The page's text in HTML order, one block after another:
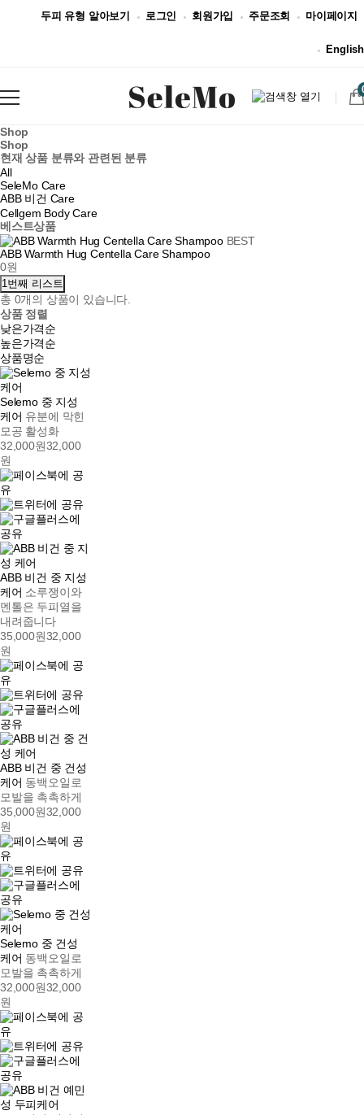
두피 유형 알아보기 로그인 회원가입 주문조회 마이페이지
English
Shop
Shop
현재 상품 분류와 관련된 분류
All
SeleMo Care
ABB 비건 Care
Cellgem Body Care
베스트상품
BEST
ABB Warmth Hug Centella Care Shampoo
0원
1번째 리스트
총 0개의 상품이 있습니다.
상품 정렬
낮은가격순
높은가격순
상품명순
Selemo 중 지성
케어 유분에 막힌
모공 활성화
32,000원32,000
원
ABB 비건 중 지성
케어 소루쟁이와
멘톨은 두피열을
내려줍니다
35,000원32,000
원
ABB 비건 중 건성
케어 동백오일로
모발을 촉촉하게
35,000원32,000
원
Selemo 중 건성
케어 동백오일로
모발을 촉촉하게
32,000원32,000
원